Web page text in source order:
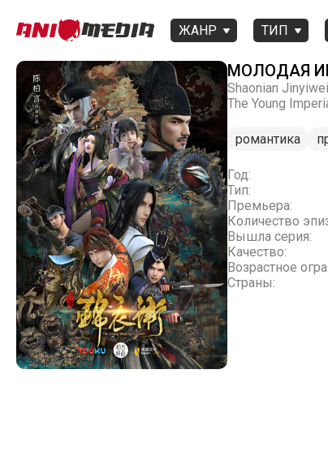
ЖАНР ТИП
МОЛОДАЯ
Shaonian
The Young
романтика
Год:
Тип:
Премьера:
Количество
Вышла серия:
Качество:
Возрастное
Страны: